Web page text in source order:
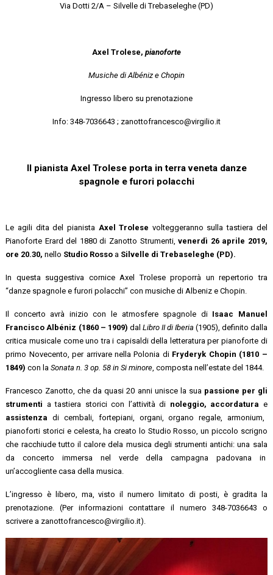
Via Dotti 2/A – Silvelle di Trebaseleghe (PD)
Axel Trolese, pianoforte
Musiche di Albéniz e Chopin
Ingresso libero su prenotazione
Info: 348-7036643 ; zanottofrancesco@virgilio.it
Il pianista Axel Trolese porta in terra veneta danze
spagnole e furori polacchi
Le agili dita del pianista Axel Trolese volteggeranno sulla tastiera del
Pianoforte Erard del 1880 di Zanotto Strumenti,venerdì 26 aprile 2019,
ore 20.30,nello Studio Rosso a Silvelle di Trebaseleghe (PD).
In questa suggestiva cornice Axel Trolese proporrà un repertorio tra
“danze spagnole e furori polacchi” con musiche di Albeniz e Chopin.
Il concerto avrà inizio con le atmosfere spagnole di Isaac Manuel
Francisco Albéniz (1860 – 1909) dal Libro II di Iberia (1905), definito dalla
critica musicale come uno tra i capisaldi della letteratura per pianoforte di
primo Novecento, per arrivare nella Polonia di Fryderyk Chopin (1810 –
1849) con laSonata n. 3 op. 58 in Si minore , composta nell’estate del 1844.
Francesco Zanotto, che da quasi 20 anni unisce la sua passione per gli
strumenti a tastiera storici con l’attività di noleggio, accordatura e
assistenzadi cembali, fortepiani, organi, organo regale, armonium,
pianoforti storici e celesta, ha creato lo Studio Rosso, un piccolo scrigno
che racchiude tutto il calore dela musica degli strumenti antichi: una sala
da concerto immersa nel verde della campagna padovana in
un’accogliente casa della musica.
L’ingresso è libero, ma, visto il numero limitato di posti, è gradita la
prenotazione. (Per informazioni contattare il numero 348-7036643 o
scrivere a zanottofrancesco@virgilio.it).